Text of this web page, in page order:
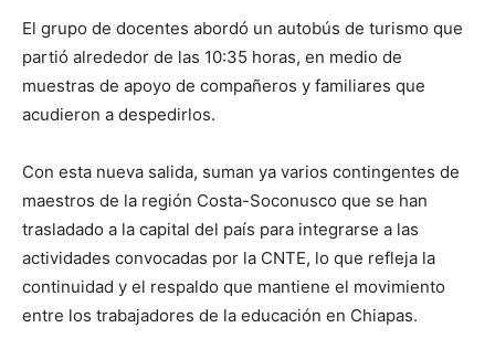
El grupo de docentes abordó un autobús de turismo que
partió alrededor de las 10:35 horas, en medio de
muestras de apoyo de compañeros y familiares que
acudieron a despedirlos.
Con esta nueva salida, suman ya varios contingentes de
maestros de la región Costa-Soconusco que se han
trasladado a la capital del país para integrarse a las
actividades convocadas por la CNTE, lo que refleja la
continuidad y el respaldo que mantiene el movimiento
entre los trabajadores de la educación en Chiapas.